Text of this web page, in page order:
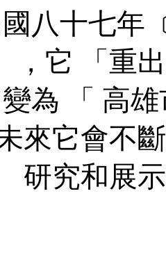
八十七年
， 它
「重
變為 「 高
來它會不
研究和展示